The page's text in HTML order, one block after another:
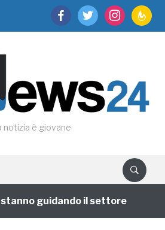
facebooktwitter instagram
notizia è giovane
guidando il settore